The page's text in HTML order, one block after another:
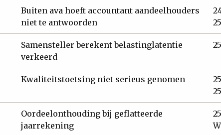
Buiten ava hoeft accountant aandeelhouders
niet te antwoorden
Samensteller berekent belastinglatentie
verkeerd
Kwaliteitstoetsing niet serieus genomen
Oordeelonthouding bij geflatteerde
jaarrekening